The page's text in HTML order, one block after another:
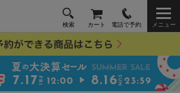
検索 カート 電話で予約 メニュー